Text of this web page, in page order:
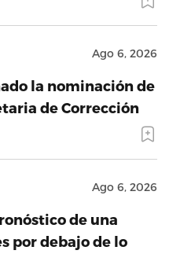
Ago 6, 2026
la nominación de
de Corrección
Ago 6, 2026
de una
por debajo de lo